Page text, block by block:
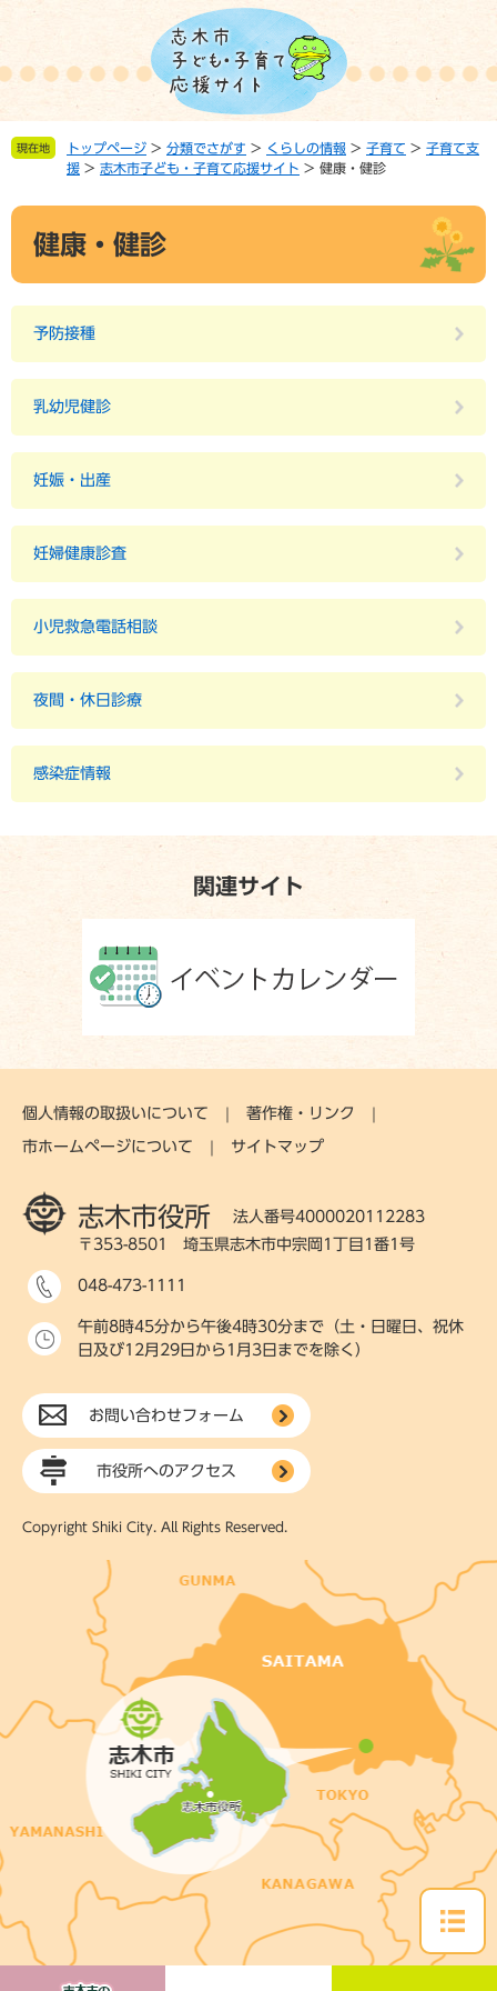
の
で
ー
ば 現在地 トップページ > 分類でさがす > くらしの情報 > 子育て > 子育て支
援 > 志木市子ども・子育て応援サイト > 健康・健診
本
健康・健診
予防接種
乳幼児健診
妊娠・出産
妊婦健康診査
小児救急電話相談
夜間・休日診療
感染症情報
関連サイト
個人情報の取扱いについて 著作権・リンク
市ホームページについて サイトマップ
志木市役所
法人番号4000020112283
〒353-8501 埼玉県志木市中宗岡1丁目1番1号
048-473-1111
午前8時45分から午後4時30分まで（土・日曜日、祝休
日及び12月29日から1月3日までを除く）
お問い合わせフォーム
市役所へのアクセス
Copyright Shiki City. All Rights Reserved.